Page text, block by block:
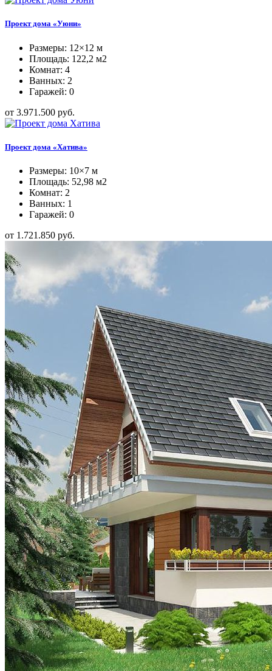
Проект дома «Уюни»
Размеры: 12×12 м
Площадь: 122,2 м2
Комнат: 4
Ванных: 2
Гаражей: 0
от 3.971.500 руб.
Проект дома «Хатива»
Размеры: 10×7 м
Площадь: 52,98 м2
Комнат: 2
Ванных: 1
Гаражей: 0
от 1.721.850 руб.